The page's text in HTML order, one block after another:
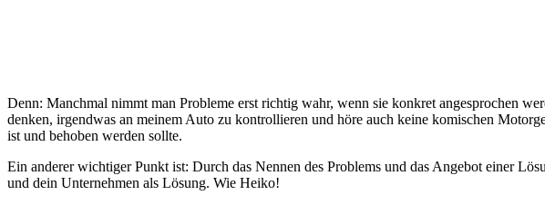
Denn: Manchmal nimmt man Probleme erst richtig wahr, wenn sie konkret angesprochen
denken, irgendwas an meinem Auto zu kontrollieren und höre auch keine komischen
ist und behoben werden sollte.
Ein anderer wichtiger Punkt ist: Durch das Nennen des Problems und das Angebot einer
und dein Unternehmen als Lösung. Wie Heiko!